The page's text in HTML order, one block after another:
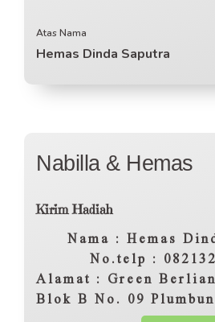
Atas Nama
Hemas Dinda Saputra
Nabilla & Hemas
Kirim Hadiah
Nama : Hemas
No.telp :
Alamat : Green
Blok B No. 09